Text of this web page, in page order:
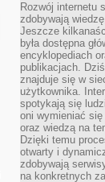
Rozwój internetu
zdobywają
Jeszcze
była dostępna
encyklopediach
publikacjach.
znajduje się w
użytkownika.
spotykają się
oni wymieniać się
oraz wiedzą na
Dzięki temu
otwarty i
zdobywają
na konkretnych